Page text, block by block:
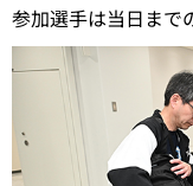
参加選手は当日まで